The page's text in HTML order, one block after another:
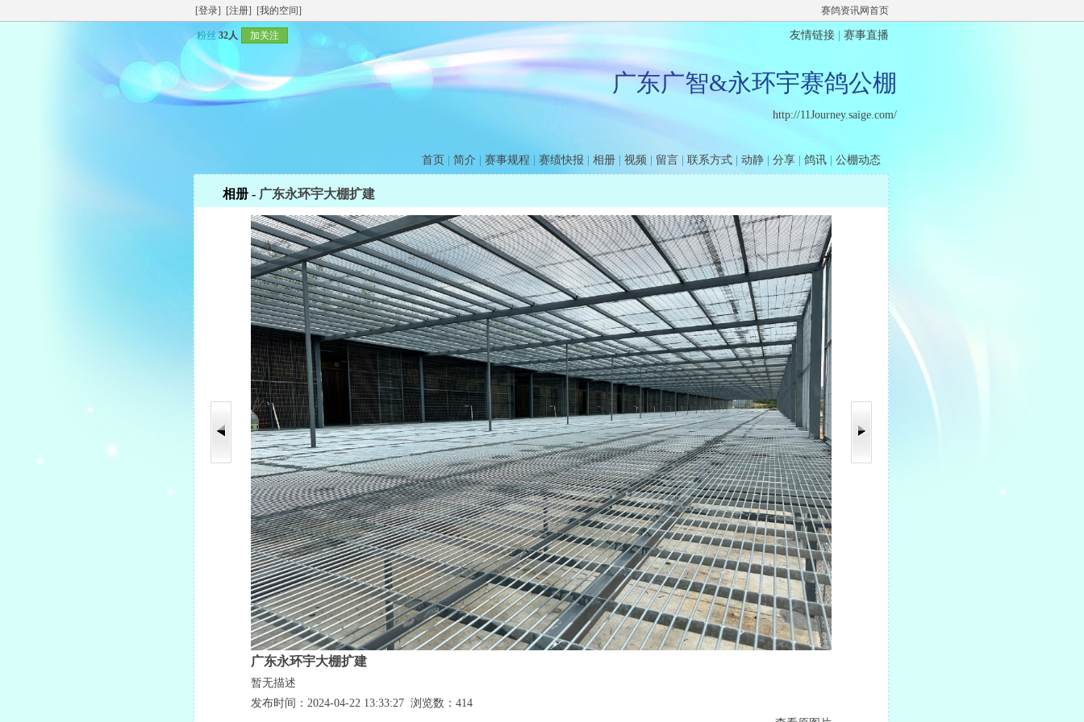
[登录] [注册] [我的空间] 赛鸽资讯网首页
粉丝32人 加关注 友情链接 赛事直播
广东广智&永环宇赛鸽公棚
http://11Journey.saige.com/
首页 简介 赛事规程 赛绩快报 相册 视频 留言 联系方式 动静 分享 鸽讯 公棚动态
相册 - 广东永环宇大棚扩建
广东永环宇大棚扩建
暂无描述
发布时间：2024-04-22 13:33:27 浏览数：414